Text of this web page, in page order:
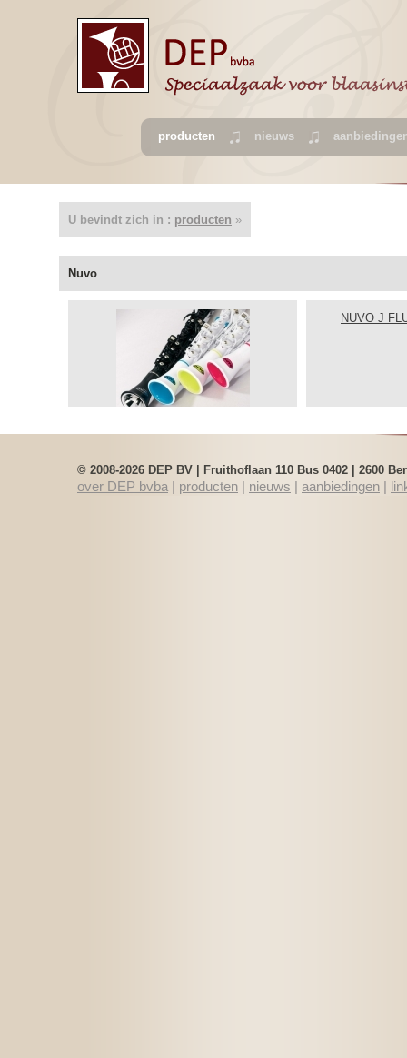
producten nieuws
U bevindt zich in : producten »
Nuvo
NUVO J
NUVO jSAX
© 2008-2026 DEP BV | Fruithoflaan 110 Bus 0402 | 2600
over DEP bvba producten nieuws aanbiedingen